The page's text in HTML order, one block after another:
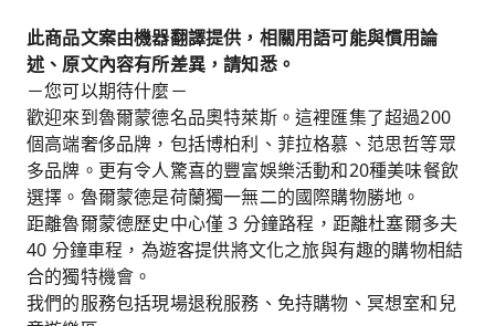
此商品文案由機器翻譯提供，相關用語可能與慣用論
述、原文內容有所差異，請知悉。
－您可以期待什麼－
歡迎來到魯爾蒙德名品奧特萊斯。這裡匯集了超過200
個高端奢侈品牌，包括博柏利、菲拉格慕、范思哲等眾
多品牌。更有令人驚喜的豐富娛樂活動和20種美味餐飲
選擇。魯爾蒙德是荷蘭獨一無二的國際購物勝地。
距離魯爾蒙德歷史中心僅 3 分鐘路程，距離杜塞爾多夫
40 分鐘車程，為遊客提供將文化之旅與有趣的購物相結
合的獨特機會。
我們的服務包括現場退稅服務、免持購物、冥想室和兒